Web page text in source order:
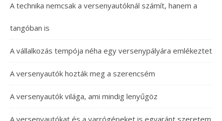
A technika nemcsak a versenyautóknál számít, hanem a
tangóban is
A vállalkozás tempója néha egy versenypályára emlékeztet
A versenyautók hozták meg a szerencsém
A versenyautók világa, ami mindig lenyűgöz
A versenyautókat és a varrógépeket is egyaránt szeretem